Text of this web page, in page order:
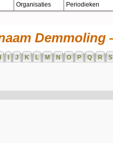
Organisaties Periodieken
Demmoling
J K L M N O P Q R S